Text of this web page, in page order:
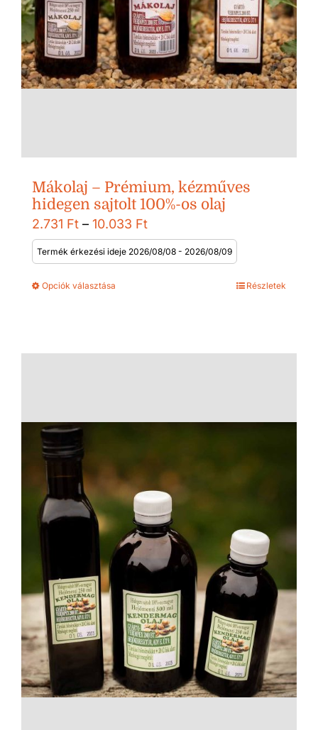
Mákolaj – Prémium, kézműves
hidegen sajtolt 100%-os olaj
2.731 Ft – 10.033 FtÁrtartomány:
2.731 Ft
-
Termék érkezési ideje 2026/08/08 - 2026/08/09
Opciók választása Részletek